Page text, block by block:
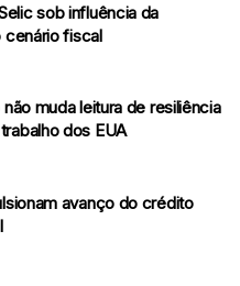
sob influência da
fiscal
muda leitura de resiliência
dos EUA
avanço do crédito